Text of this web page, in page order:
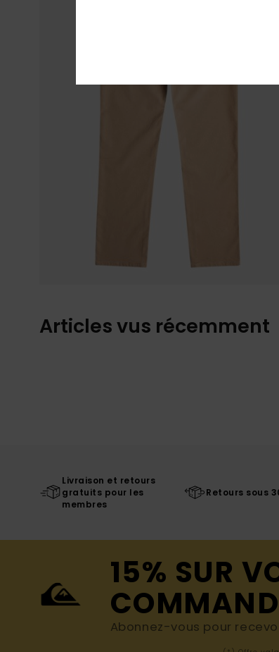
Articles vus récemment
Livraison et retours
gratuits pour les
membres
Retours sous
15% SUR
Abonnez-vous pour